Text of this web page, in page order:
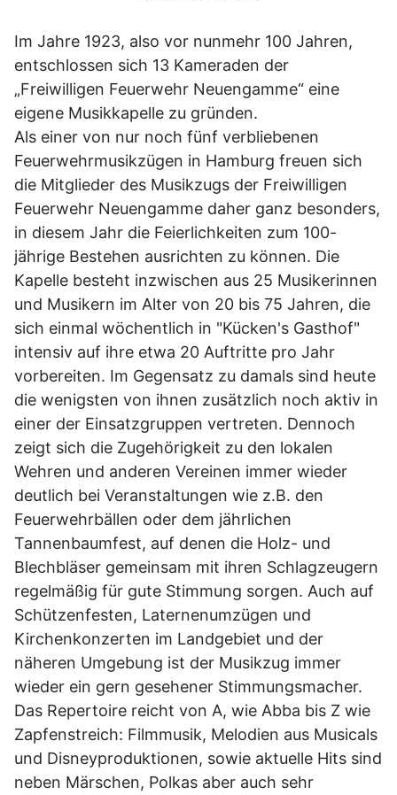
Im Jahre 1923, also vor nunmehr 100 Jahren,
entschlossen sich 13 Kameraden der
„Freiwilligen Feuerwehr Neuengamme“ eine
eigene Musikkapelle zu gründen.
Als einer von nur noch fünf verbliebenen
Feuerwehrmusikzügen in Hamburg freuen sich
die Mitglieder des Musikzugs der Freiwilligen
Feuerwehr Neuengamme daher ganz besonders,
in diesem Jahr die Feierlichkeiten zum 100-
jährige Bestehen ausrichten zu können. Die
Kapelle besteht inzwischen aus 25 Musikerinnen
und Musikern im Alter von 20 bis 75 Jahren, die
sich einmal wöchentlich in "Kücken's Gasthof"
intensiv auf ihre etwa 20 Auftritte pro Jahr
vorbereiten. Im Gegensatz zu damals sind heute
die wenigsten von ihnen zusätzlich noch aktiv in
einer der Einsatzgruppen vertreten. Dennoch
zeigt sich die Zugehörigkeit zu den lokalen
Wehren und anderen Vereinen immer wieder
deutlich bei Veranstaltungen wie z.B. den
Feuerwehrbällen oder dem jährlichen
Tannenbaumfest, auf denen die Holz- und
Blechbläser gemeinsam mit ihren Schlagzeugern
regelmäßig für gute Stimmung sorgen. Auch auf
Schützenfesten, Laternenumzügen und
Kirchenkonzerten im Landgebiet und der
näheren Umgebung ist der Musikzug immer
wieder ein gern gesehener Stimmungsmacher.
Das Repertoire reicht von A, wie Abba bis Z wie
Zapfenstreich: Filmmusik, Melodien aus Musicals
und Disneyproduktionen, sowie aktuelle Hits sind
neben Märschen, Polkas aber auch sehr